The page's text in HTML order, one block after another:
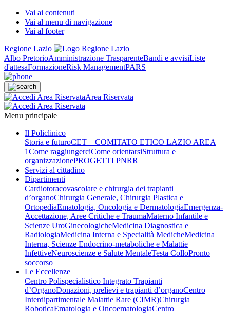
Vai ai contenuti
Vai al menu di navigazione
Vai al footer
Regione Lazio
Albo PretorioAmministrazione TrasparenteBandi e avvisiListe
d'attesaFormazioneRisk ManagementPARS
Area Riservata
Menu principale
Il Policlinico
Storia e futuroCET – COMITATO ETICO LAZIO AREA
1Come raggiungerciCome orientarsiStruttura e
organizzazionePROGETTI PNRR
Servizi al cittadino
Dipartimenti
Cardiotoracovascolare e chirurgia dei trapianti
d’organoChirurgia Generale, Chirurgia Plastica e
OrtopediaEmatologia, Oncologia e DermatologiaEmergenza-
Accettazione, Aree Critiche e TraumaMaterno Infantile e
Scienze UroGinecologicheMedicina Diagnostica e
RadiologiaMedicina Interna e Specialità MedicheMedicina
Interna, Scienze Endocrino-metaboliche e Malattie
InfettiveNeuroscienze e Salute MentaleTesta ColloPronto
soccorso
Le Eccellenze
Centro Polispecialistico Integrato Trapianti
d’OrganoDonazioni, prelievi e trapianti d’organoCentro
Interdipartimentale Malattie Rare (CIMR)Chirurgia
RoboticaEmatologia e OncoematologiaCentro